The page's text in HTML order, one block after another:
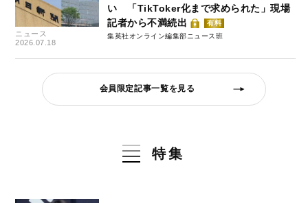
ニュース
2026.07.18
い 「TikToker化まで求められた」現場
記者から不満続出
有料
集英社オンライン編集部ニュース班
会員限定記事一覧を見る
特集